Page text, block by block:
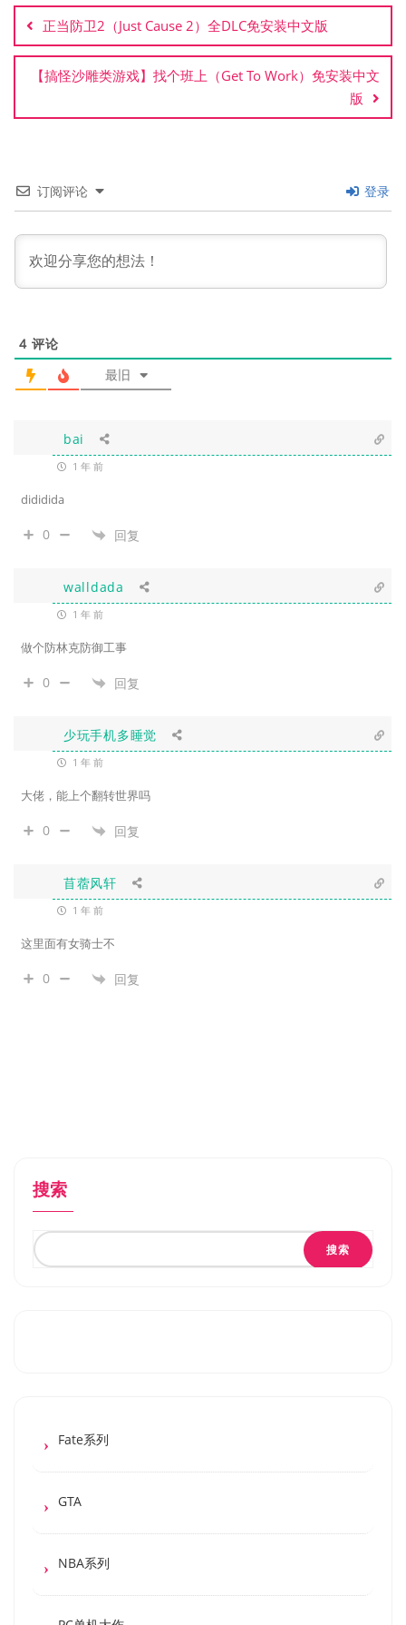
章
导
航
正当防卫2（Just Cause 2）全DLC免安装中文版
【搞怪沙雕类游戏】找个班上（Get To Work）免安装中文
版
订阅评论 登录
4 评论
最旧
bai
1 年 前
dididida
0 回复
walldada
1 年 前
做个防林克防御工事
0 回复
少玩手机多睡觉
1 年 前
大佬，能上个翻转世界吗
0 回复
苜蓿风轩
1 年 前
这里面有女骑士不
0 回复
搜索
搜索
Fate系列
GTA
NBA系列